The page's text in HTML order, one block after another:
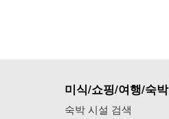
미식/쇼핑/여행/숙박
숙박 시설 검색